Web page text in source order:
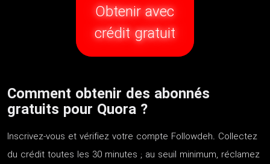
Obtenir avec
crédit gratuit
Comment obtenir des abonnés
gratuits pour Quora ?
Inscrivez-vous et vérifiez votre compte Followdeh. Collectez
du crédit toutes les 30 minutes ; au seuil minimum, réclamez